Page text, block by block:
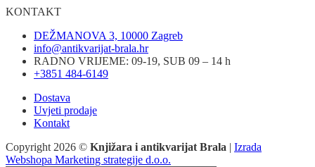
KONTAKT
DEŽMANOVA 3, 10000 Zagreb
info@antikvarijat-brala.hr
RADNO VRIJEME: 09-19, SUB 09 – 14 h
+3851 484-6149
Dostava
Uvjeti prodaje
Kontakt
Copyright 2026 © Knjižara i antikvarijat Brala | Izrada
Webshopa Marketing strategije d.o.o.